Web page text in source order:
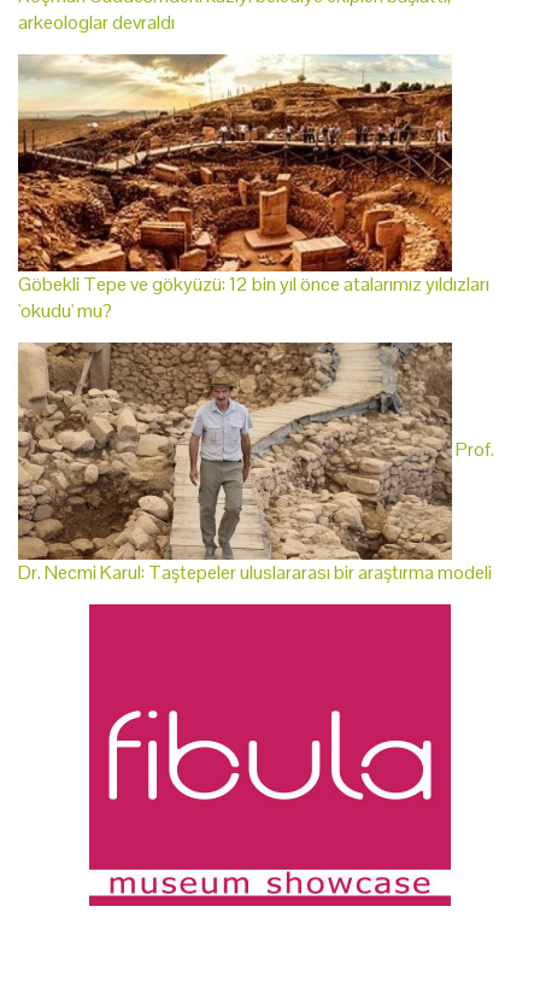
arkeologlar devraldı
Göbekli Tepe ve gökyüzü: 12 bin yıl önce atalarımız yıldızları
'okudu' mu?
Prof.
Dr. Necmi Karul: Taştepeler uluslararası bir araştırma modeli